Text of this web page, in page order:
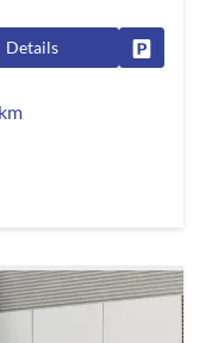
Details